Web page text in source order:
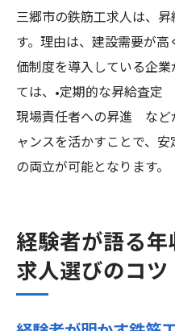
三郷市の鉄筋工求人は、
す。理由は、建設需要が
価制度を導入している企
ては、•定期的な昇給査
現場責任者への昇進 など
ャンスを活かすことで、
の両立が可能となります。
経験者が語る
求人選びのコツ